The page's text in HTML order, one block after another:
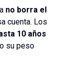
no borra el
cuenta. Los
10 años
su peso